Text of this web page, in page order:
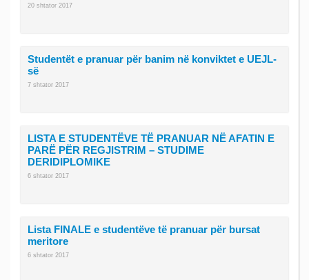
20 shtator 2017
Studentët e pranuar për banim në konviktet e UEJL-
së
7 shtator 2017
LISTA E STUDENTËVE TË PRANUAR NË AFATIN E
PARË PËR REGJISTRIM – STUDIME
DERIDIPLOMIKE
6 shtator 2017
Lista FINALE e studentëve të pranuar për bursat
meritore
6 shtator 2017